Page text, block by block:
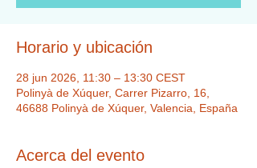
Horario y ubicación
28 jun 2026, 11:30 – 13:30 CEST
Polinyà de Xúquer, Carrer Pizarro, 16,
46688 Polinyà de Xúquer, Valencia, España
Acerca del evento